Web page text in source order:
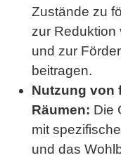
Zustände zu
zur Reduktion
und zur
beitragen.
Nutzung von
Räumen: Die
mit
und das